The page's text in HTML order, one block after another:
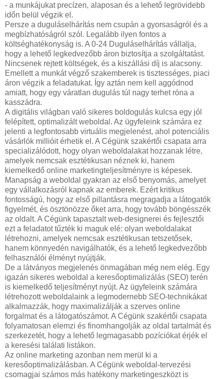
- a munkájukat precízen, alaposan és a lehető legrövidebb
időn belül végzik el.
Persze a duguláselhárítás nem csupán a gyorsaságról és a
megbízhatóságról szól. Legalább ilyen fontos a
költséghatékonyság is. A 0-24 Duguláselhárítás vállalja,
hogy a lehető legkedvezőbb áron biztosítja a szolgáltatást.
Nincsenek rejtett költségek, és a kiszállási díj is alacsony.
Emellett a munkát végző szakemberek is tisztességes, piaci
áron végzik a feladatukat. Így aztán nem kell aggódnod
amiatt, hogy egy váratlan dugulás túl nagy terhet róna a
kasszádra.
A digitális világban való sikeres boldogulás kulcsa egy jól
felépített, optimalizált weboldal. Az ügyfeleink számára ez
jelenti a legfontosabb virtuális megjelenést, ahol potenciális
vásárlók millióit érhetik el. A Cégünk szakértői csapata arra
specializálódott, hogy olyan weboldalakat hozzanak létre,
amelyek nemcsak esztétikusan néznek ki, hanem
kiemelkedő online marketingteljesítményre is képesek.
Manapság a weboldal gyakran az első benyomás, amelyet
egy vállalkozásról kapnak az emberek. Ezért kritikus
fontosságú, hogy az első pillantásra megragadja a látogatók
figyelmét, és ösztönözze őket arra, hogy tovább böngésszék
az oldalt. A Cégünk tapasztalt web-designerei és fejlesztői
ezt a feladatot tűzték ki maguk elé: olyan weboldalakat
létrehozni, amelyek nemcsak esztétikusan tetszetősek,
hanem könnyedén navigálhatók, és a lehető legkedvezőbb
felhasználói élményt nyújtják.
De a látványos megjelenés önmagában még nem elég. Egy
igazán sikeres weboldal a keresőoptimalizálás (SEO) terén
is kiemelkedő teljesítményt nyújt. Az ügyfeleink számára
létrehozott weboldalaink a legmodernebb SEO-technikákat
alkalmazzák, hogy maximalizálják a szerves online
forgalmat és a látogatószámot. A Cégünk szakértői csapata
folyamatosan elemzi és finomhangolják az oldal tartalmát és
szerkezetét, hogy a lehető legmagasabb pozíciókat érjék el
a keresési találati listákon.
Az online marketing azonban nem merül ki a
keresőoptimalizálásban. A Cégünk weboldal-tervezési
csomagjai számos más hatékony marketingeszközt is